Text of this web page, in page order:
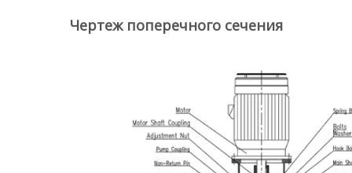
Чертеж поперечного сечения